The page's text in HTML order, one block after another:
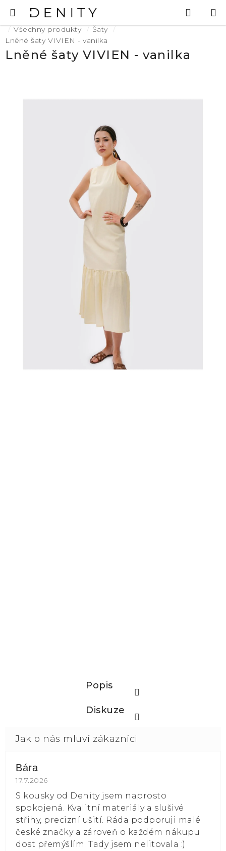
na
obsah
Hledat
Domů
Všechny produkty
Šaty
Lněné šaty VIVIEN - vanilka
Lněné šaty VIVIEN - vanilka
Popis
Diskuze
Bára
Hodnocení obchodu je 5 z 5 hvězdiček.
17.7.2026
S kousky od Denity jsem naprosto
spokojená. Kvalitní materiály a slušivé
střihy, precizní ušití. Ráda podporuji malé
české značky a zároveň o každém nákupu
dost přemýšlím. Tady jsem nelitovala :)